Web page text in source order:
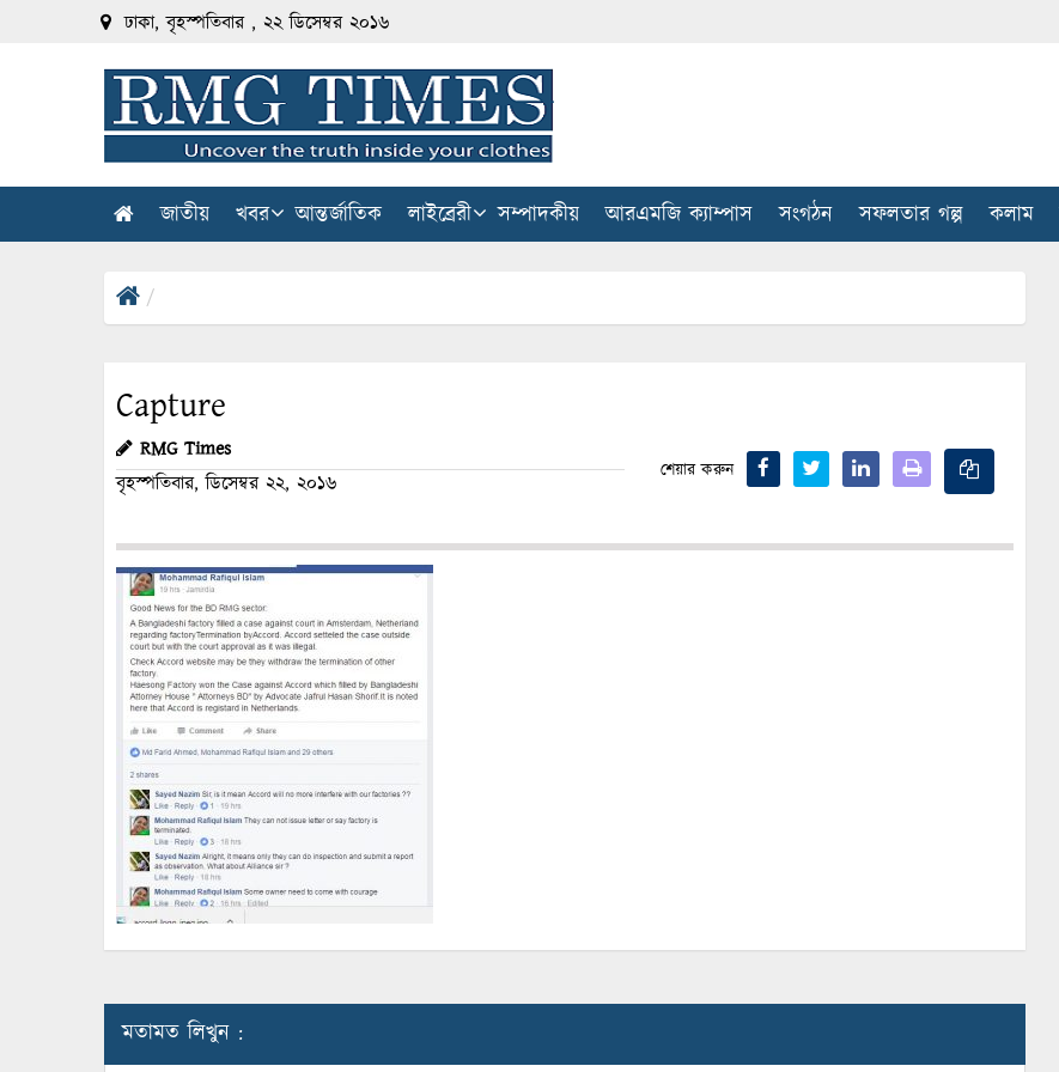
ঢাকা, বৃহস্পতিবার , ২২ ডিসেম্বর ২০১৬
জাতীয় খবর আন্তর্জাতিক লাইব্রেরী সম্পাদকীয় আরএমজি ক্যাম্পাস সংগঠন সফলতার গল্প কলাম
Capture
RMG Times
বৃহস্পতিবার, ডিসেম্বর ২২, ২০১৬
শেয়ার করুন
মতামত লিখুন :